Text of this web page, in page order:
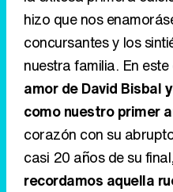
hizo que nos
concursantes y los
nuestra familia. En
amor de David Bisbal
como nuestro primer
corazón con su
casi 20 años de su
recordamos aquella